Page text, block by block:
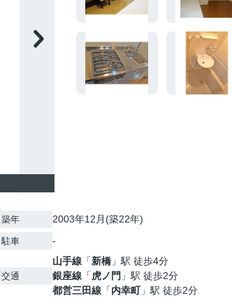
築年 2003年12月(築22年)
駐車 -
交通
山手線 「新橋 」駅 徒歩4分
銀座線 「 虎ノ門 」駅 徒歩2分
都営三田線 「内幸町」駅 徒歩2分